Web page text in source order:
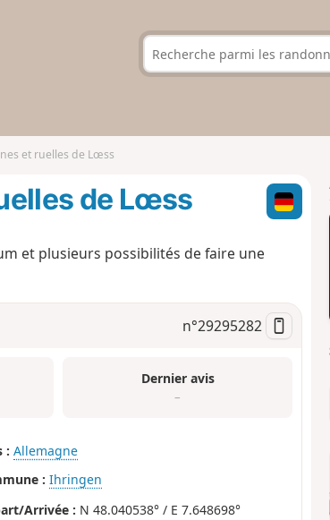
et ruelles de Lœss
de Lœss
et plusieurs possibilités de faire une
n°29295282
Dernier avis
–
: Allemagne
: Ihringen
Arrivée : N 48.040538° / E 7.648698°